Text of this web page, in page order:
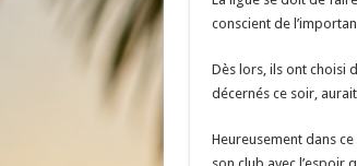
conscient de
Dès lors, ils ont choisi
décernés ce soir,
Heureusement dans